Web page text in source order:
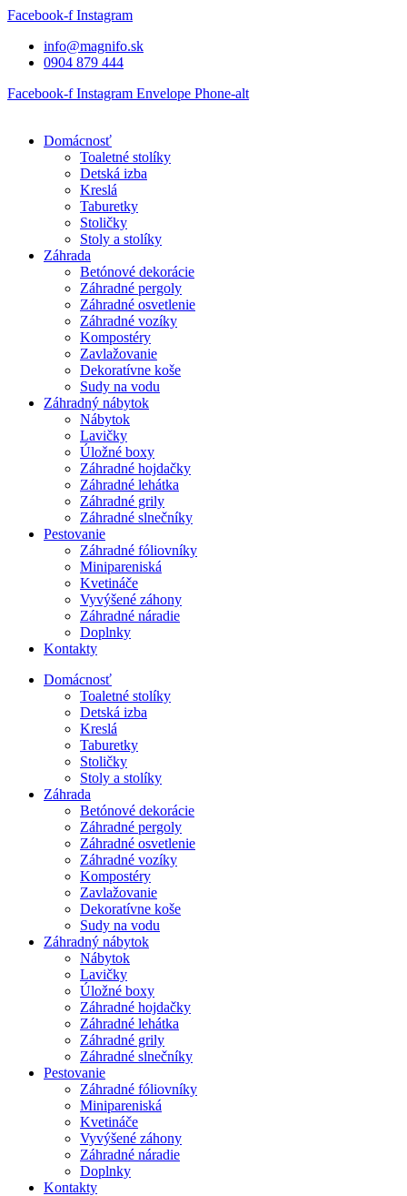
Preskočiť
obsah
Facebook-f Instagram
info@magnifo.sk
0904 879 444
Facebook-f Instagram Envelope Phone-alt
Domácnosť
Toaletné stolíky
Detská izba
Kreslá
Taburetky
Stoličky
Stoly a stolíky
Záhrada
Betónové dekorácie
Záhradné pergoly
Záhradné osvetlenie
Záhradné vozíky
Kompostéry
Zavlažovanie
Dekoratívne koše
Sudy na vodu
Záhradný nábytok
Nábytok
Lavičky
Úložné boxy
Záhradné hojdačky
Záhradné lehátka
Záhradné grily
Záhradné slnečníky
Pestovanie
Záhradné fóliovníky
Minipareniská
Kvetináče
Vyvýšené záhony
Záhradné náradie
Doplnky
Kontakty
Domácnosť
Toaletné stolíky
Detská izba
Kreslá
Taburetky
Stoličky
Stoly a stolíky
Záhrada
Betónové dekorácie
Záhradné pergoly
Záhradné osvetlenie
Záhradné vozíky
Kompostéry
Zavlažovanie
Dekoratívne koše
Sudy na vodu
Záhradný nábytok
Nábytok
Lavičky
Úložné boxy
Záhradné hojdačky
Záhradné lehátka
Záhradné grily
Záhradné slnečníky
Pestovanie
Záhradné fóliovníky
Minipareniská
Kvetináče
Vyvýšené záhony
Záhradné náradie
Doplnky
Kontakty